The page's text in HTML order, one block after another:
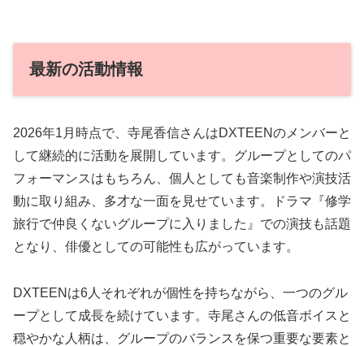
最新の活動情報
2026年1月時点で、寺尾香信さんはDXTEENのメンバーと
して継続的に活動を展開しています。グループとしてのパ
フォーマンスはもちろん、個人としても音楽制作や演技活
動に取り組み、多才な一面を見せています。ドラマ『修学
旅行で仲良くないグループに入りました』での演技も話題
となり、俳優としての可能性も広がっています。
DXTEENは6人それぞれが個性を持ちながら、一つのグル
ープとして成長を続けています。寺尾さんの低音ボイスと
穏やかな人柄は、グループのバランスを保つ重要な要素と